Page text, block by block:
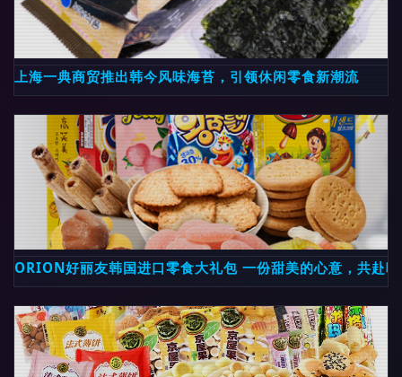
上海一典商贸推出韩今风味海苔，引领休闲零食新潮流
ORION好丽友韩国进口零食大礼包 一份甜美的心意，共赴